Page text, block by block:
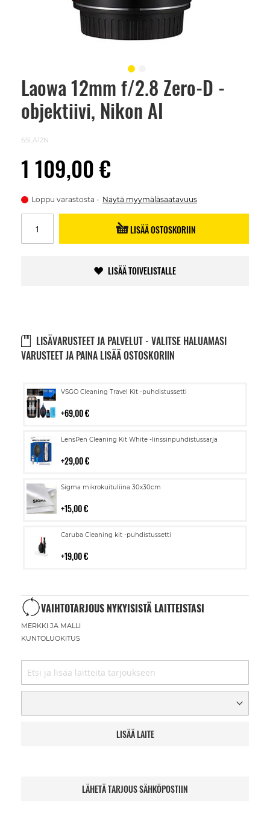
Laowa 12mm f/2.8 Zero-D -
objektiivi, Nikon AI
65LA12N
1 109,00 €
Loppu varastosta Näytä myymäläsaatavuus
LISÄÄ OSTOSKORIIN
LISÄÄ TOIVELISTALLE
LISÄVARUSTEET JA PALVELUT - VALITSE HALUAMASI
VARUSTEET JA PAINA LISÄÄ OSTOSKORIIN
VSGO Cleaning Travel Kit -puhdistussetti
69,00 €
Lisää
LensPen Cleaning Kit White -linssinpuhdistussarja
29,00 €
Lisää
Sigma mikrokuituliina 30x30cm
15,00 €
Lisää
Caruba Cleaning kit -puhdistussetti
19,00 €
Lisää
VAIHTOTARJOUS NYKYISISTÄ LAITTEISTASI
MERKKI JA MALLI
KUNTOLUOKITUS
LISÄÄ LAITE
LÄHETÄ TARJOUS SÄHKÖPOSTIIN
Skip
beginning
images